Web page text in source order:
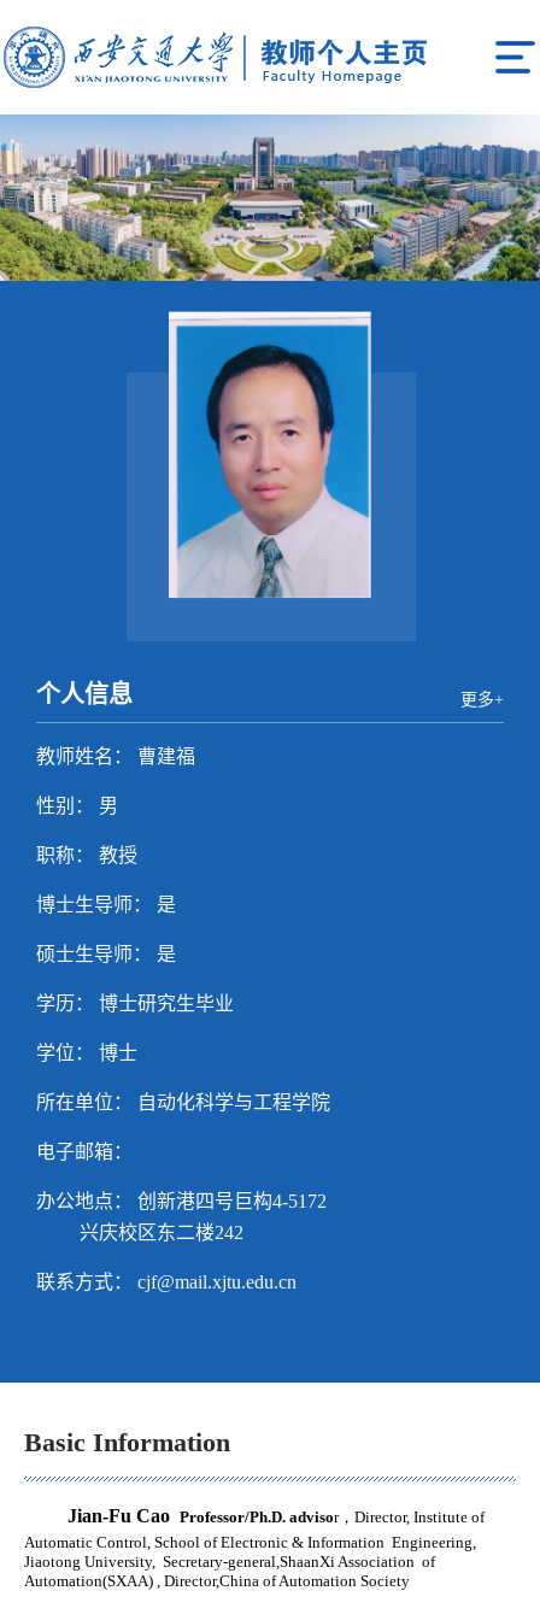
个人信息 更多+
教师姓名： 曹建福
性别： 男
职称： 教授
博士生导师： 是
硕士生导师： 是
学历： 博士研究生毕业
学位： 博士
所在单位： 自动化科学与工程学院
电子邮箱：
办公地点： 创新港四号巨构4-5172
兴庆校区东二楼242
联系方式： cjf@mail.xjtu.edu.cn
Basic Information